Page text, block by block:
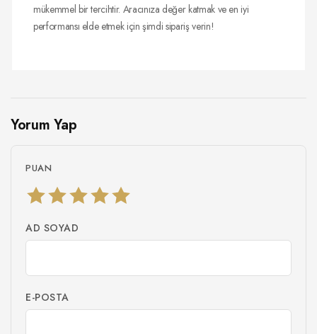
mükemmel bir tercihtir. Aracınıza değer katmak ve en iyi
performansı elde etmek için şimdi sipariş verin!
Yorum Yap
PUAN
AD SOYAD
E-POSTA